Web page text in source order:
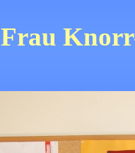
Frau